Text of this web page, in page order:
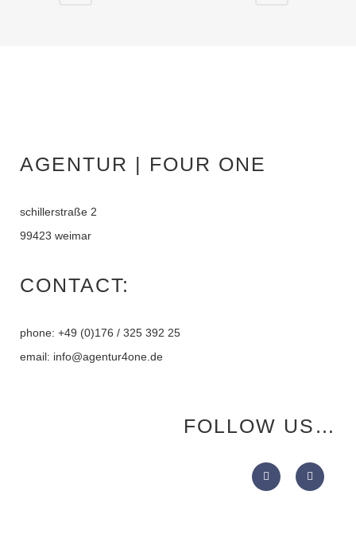
AGENTUR | FOUR ONE
schillerstraße 2
99423 weimar
CONTACT:
phone: +49 (0)176 / 325 392 25
email: info@agentur4one.de
FOLLOW US…